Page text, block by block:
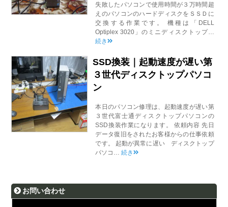
失敗したパソコンで使用時間が３万時間超
えのパソコンのハードディスクをＳＳＤに
交換する作業です。 機種は「DELL
Optiplex 3020」のミニディスクトップ…
続き
SSD換装｜起動速度が遅い第
３世代ディスクトップパソコ
ン
本日のパソコン修理は、起動速度が遅い第
３世代富士通ディスクトップパソコンの
SSD換装作業になります。 依頼内容 先日
データ復旧をされたお客様からの仕事依頼
です。 起動が異常に遅い ディスクトップ
パソコ…続き
お問い合わせ